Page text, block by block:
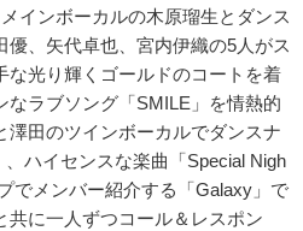
インボーカルの木原瑠生とダンス
優、矢代卓也、宮内伊織の5人がス
な光り輝くゴールドのコートを着
なラブソング「SMILE」を情熱的
澤田のツインボーカルでダンスナ
ハイセンスな楽曲「Special Nigh
でメンバー紹介する「Galaxy」で
共に一人ずつコール＆レスポン